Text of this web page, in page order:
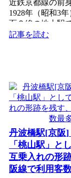
近鉄京都線の前
1928年（昭和3
面２線の地上駅
の近鉄特急停...
記事を読む
丹波橋駅[京阪
「桃山駅」と
互乗入れの形
阪線で利用客